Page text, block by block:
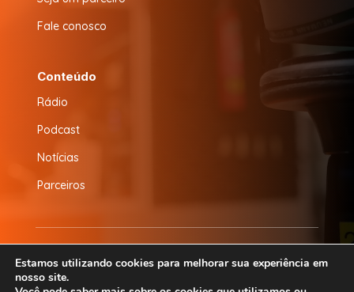
Fale conosco
Conteúdo
Rádio
Podcast
Notícias
Parceiros
© 2026 Radio Baruk FM | Desenvolvido porCS
Estamos utilizando cookies para melhorar sua experiência em
nosso site.